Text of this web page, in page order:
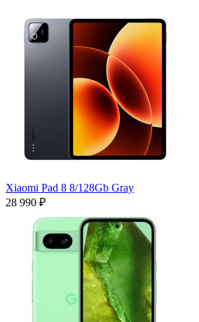
Xiaomi Pad 8 8/128Gb Gray
28 990 ₽